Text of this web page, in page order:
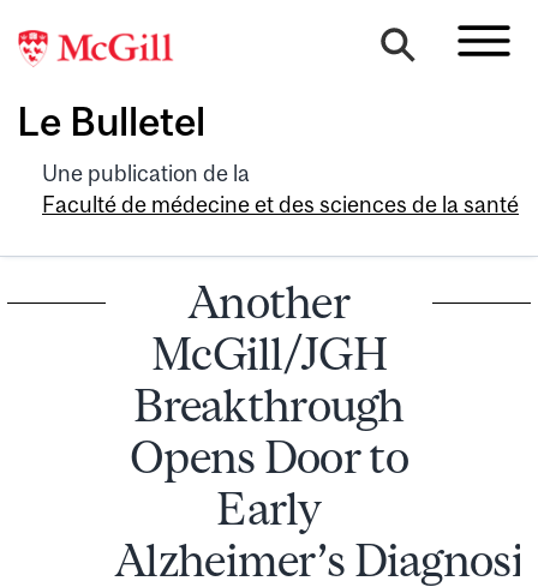
Le Bulletel
Une publication de la
Faculté de médecine et des sciences de la santé
Another
McGill/JGH
Breakthrough
Opens Door to
Early
Alzheimer’s